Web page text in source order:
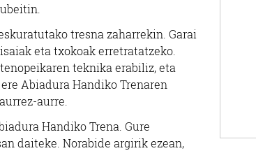
tresna zaharrekin. Garai
eta txokoak erretratatzeko.
teknika erabiliz, eta
Abiadura Handiko Trenaren
aurre.
Handiko Trena. Gure
daiteke. Norabide argirik ezean,